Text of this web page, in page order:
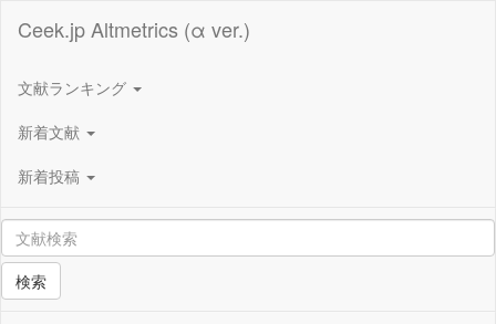
Ceek.jp Altmetrics (α ver.)
文献ランキング
新着文献
新着投稿
検索